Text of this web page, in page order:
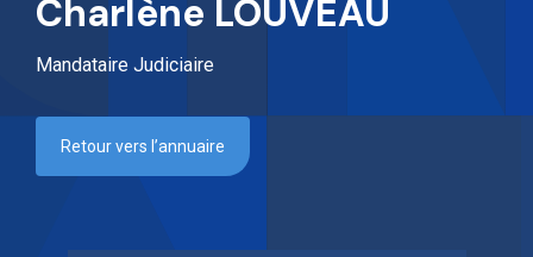
Charlène LOUVEAU
Mandataire Judiciaire
Retour vers l’annuaire